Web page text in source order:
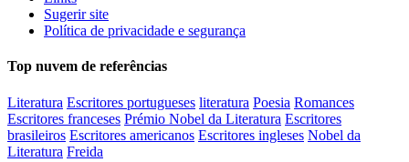
Sugerir site
Política de privacidade e segurança
Top nuvem de referências
Literatura Escritores portugueses literatura Poesia Romances
Escritores franceses Prémio Nobel da Literatura Escritores
brasileiros Escritores americanos Escritores ingleses Nobel da
Literatura Freida